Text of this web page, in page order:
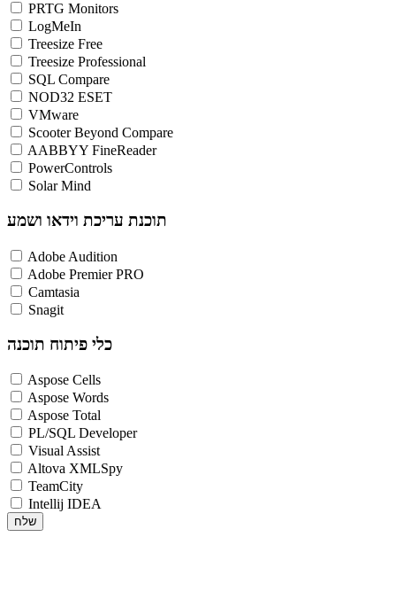
PRTG Monitors
LogMeIn
Treesize Free
Treesize Professional
SQL Compare
NOD32 ESET
VMware
Scooter Beyond Compare
AABBYY FineReader
PowerControls
Solar Mind
תוכנת עריכת וידאו ושמע
Adobe Audition
Adobe Premier PRO
Camtasia
Snagit
כלי פיתוח תוכנה
Aspose Cells
Aspose Words
Aspose Total
PL/SQL Developer
Visual Assist
Altova XMLSpy
TeamCity
Intellij IDEA